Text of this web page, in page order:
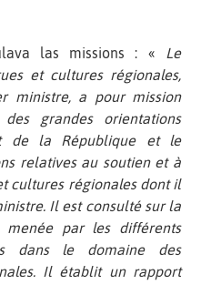
las missions : «
Le
et cultures régionales,
ministre, a pour mission
grandes orientations
de la République et le
relatives au soutien et à
cultures régionales dont il
Il est consulté sur la
par les différents
dans le domaine des
Il établit un rapport